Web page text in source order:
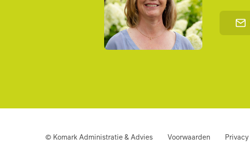
© Komark Administratie & Advies Voorwaarden Privacy